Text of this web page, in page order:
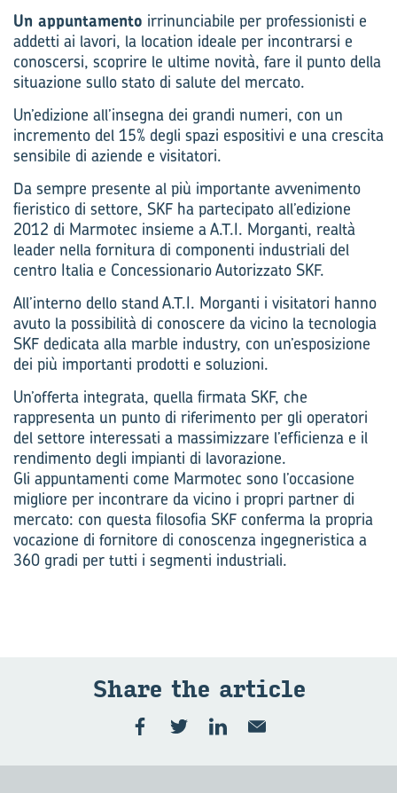
Un appuntamento irrinunciabile per professionisti e
addetti ai lavori, la location ideale per incontrarsi e
conoscersi, scoprire le ultime novità, fare il punto della
situazione sullo stato di salute del mercato.
Un’edizione all’insegna dei grandi numeri, con un
incremento del 15% degli spazi espositivi e una crescita
sensibile di aziende e visitatori.
Da sempre presente al più importante avvenimento
fieristico di settore, SKF ha partecipato all’edizione
2012 di Marmotec insieme a A.T.I. Morganti, realtà
leader nella fornitura di componenti industriali del
centro Italia e Concessionario Autorizzato SKF.
All’interno dello stand A.T.I. Morganti i visitatori hanno
avuto la possibilità di conoscere da vicino la tecnologia
SKF dedicata alla marble industry, con un’esposizione
dei più importanti prodotti e soluzioni.
Un’offerta integrata, quella firmata SKF, che
rappresenta un punto di riferimento per gli operatori
del settore interessati a massimizzare l’efficienza e il
rendimento degli impianti di lavorazione.
Gli appuntamenti come Marmotec sono l’occasione
migliore per incontrare da vicino i propri partner di
mercato: con questa filosofia SKF conferma la propria
vocazione di fornitore di conoscenza ingegneristica a
360 gradi per tutti i segmenti industriali.
Share the ar­ti­cle